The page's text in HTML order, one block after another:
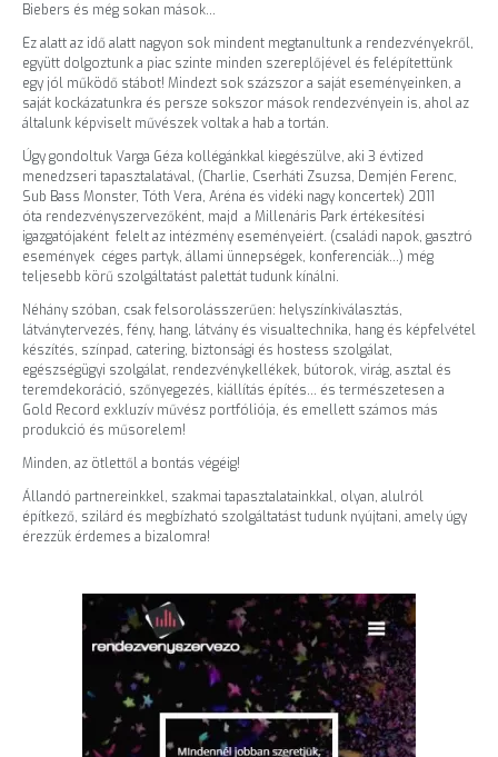
Biebers és még sokan mások…
Ez alatt az idő alatt nagyon sok mindent megtanultunk a rendezvényekről,
együtt dolgoztunk a piac szinte minden szereplőjével és felépítettünk
egy jól működő stábot! Mindezt sok százszor a saját eseményeinken, a
saját kockázatunkra és persze sokszor mások rendezvényein is, ahol az
általunk képviselt művészek voltak a hab a tortán.
Úgy gondoltuk Varga Géza kollégánkkal kiegészülve, aki 3 évtized
menedzseri tapasztalatával, (Charlie, Cserháti Zsuzsa, Demjén Ferenc,
Sub Bass Monster, Tóth Vera, Aréna és vidéki nagy koncertek) 2011
óta rendezvényszervezőként, majd a Millenáris Park értékesítési
igazgatójaként felelt az intézmény eseményeiért. (családi napok, gasztró
események céges partyk, állami ünnepségek, konferenciák…) még
teljesebb körű szolgáltatást palettát tudunk kínálni.
Néhány szóban, csak felsorolásszerűen: helyszínkiválasztás,
látványtervezés, fény, hang, látvány és visualtechnika, hang és képfelvétel
készítés, színpad, catering, biztonsági és hostess szolgálat,
egészségügyi szolgálat, rendezvénykellékek, bútorok, virág, asztal és
teremdekoráció, szőnyegezés, kiállítás építés… és természetesen a
Gold Record exkluzív művész portfóliója, és emellett számos más
produkció és műsorelem!
Minden, az ötlettől a bontás végéig!
Állandó partnereinkkel, szakmai tapasztalatainkkal, olyan, alulról
építkező, szilárd és megbízható szolgáltatást tudunk nyújtani, amely úgy
érezzük érdemes a bizalomra!